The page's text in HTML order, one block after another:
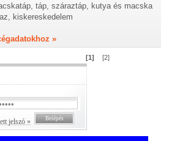
táp, száraztáp, kutya és macska
kiskereskedelem
»
[1] [2]
jelszó »